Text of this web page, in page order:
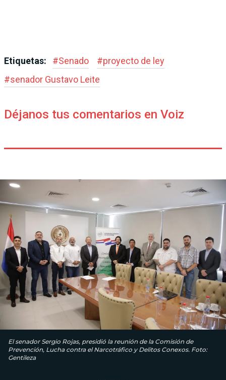
Etiquetas: #Senado #proyecto de ley
#senador Gustavo Leite
Déjanos tus comentarios en Voiz
El senador Sergio Rojas, presidió la reunión de la Comisión de
Prevención, Lucha contra el Narcotráfico y Delitos Conexos. Foto:
Gentileza